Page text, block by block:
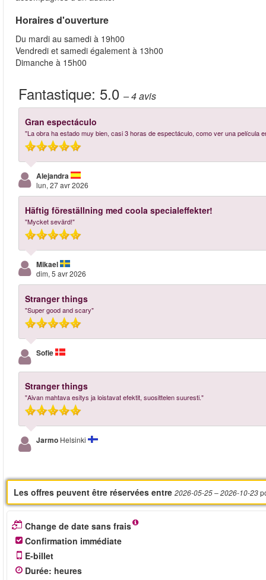
Horaires d'ouverture
Du mardi au samedi à 19h00
Vendredi et samedi également à 13h00
Dimanche à 15h00
Fantastique: 5.0 – 4avis
Gran espectáculo
"La obra ha estado muy bien, casi 3 horas de espectáculo, como ver una película
Alejandra
lun, 27 avr 2026
Häftig föreställning med coola specialeffekter!
"Mycket sevärd!"
Mikael
dim, 5 avr 2026
Stranger things
"Super good and scary"
Sofie
Stranger things
"Aivan mahtava esitys ja loistavat efektit, suosittelen suuresti."
Jarmo Helsinki
Les offres peuvent être réservées entre 2026-05-25– 2026-10-23
Change de date sans frais
Confirmation immédiate
E-billet
Durée: heures